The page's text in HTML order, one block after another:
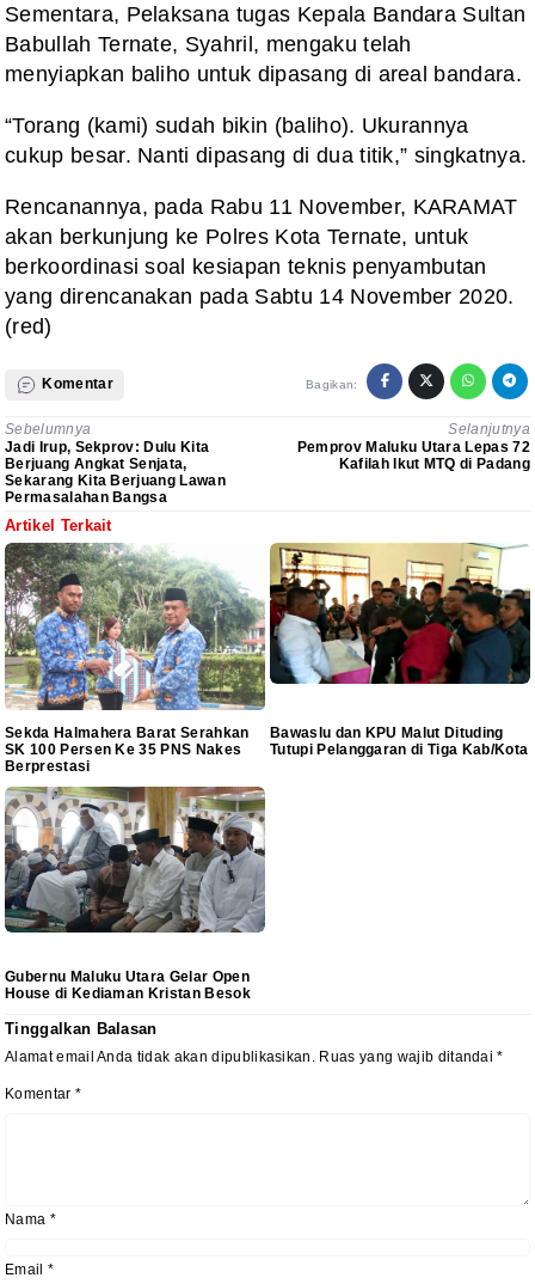
Sementara, Pelaksana tugas Kepala Bandara Sultan
Babullah Ternate, Syahril, mengaku telah
menyiapkan baliho untuk dipasang di areal bandara.
“Torang (kami) sudah bikin (baliho). Ukurannya
cukup besar. Nanti dipasang di dua titik,” singkatnya.
Rencanannya, pada Rabu 11 November, KARAMAT
akan berkunjung ke Polres Kota Ternate, untuk
berkoordinasi soal kesiapan teknis penyambutan
yang direncanakan pada Sabtu 14 November 2020.
(red)
Komentar Bagikan:
Sebelumnya
Jadi Irup, Sekprov: Dulu Kita
Berjuang Angkat Senjata,
Sekarang Kita Berjuang Lawan
Permasalahan Bangsa
Selanjutnya
Pemprov Maluku Utara Lepas 72
Kafilah Ikut MTQ di Padang
Artikel Terkait
Sekda Halmahera Barat Serahkan
SK 100 Persen Ke 35 PNS Nakes
Berprestasi
Bawaslu dan KPU Malut Dituding
Tutupi Pelanggaran di Tiga Kab/Kota
Gubernu Maluku Utara Gelar Open
House di Kediaman Kristan Besok
Tinggalkan Balasan
Alamat email Anda tidak akan dipublikasikan. Ruas yang wajib ditandai*
Komentar *
Nama *
Email *